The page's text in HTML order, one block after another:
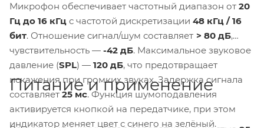
Микрофон обеспечивает частотный диапазон от 20
Гц до 16 кГц с частотой дискретизации 48 кГц / 16
бит. Отношение сигнал/шум составляет > 80 дБ,
чувствительность — -42 дБ. Максимальное звуковое
давление (SPL) — 120 дБ, что предотвращает
искажения при громких звуках. Задержка сигнала
составляет 25 мс. Функция шумоподавления
активируется кнопкой на передатчике, при этом
индикатор меняет цвет с синего на зелёный.
Питание и применение